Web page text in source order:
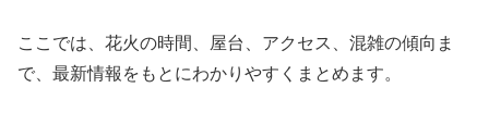
ここでは、花火の時間、屋台、アクセス、混雑の傾向ま
で、最新情報をもとにわかりやすくまとめます。